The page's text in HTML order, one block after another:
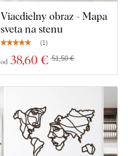
Viacdielny obraz - Mapa
sveta na stenu
(1)
od 38,60 € 51,50 €